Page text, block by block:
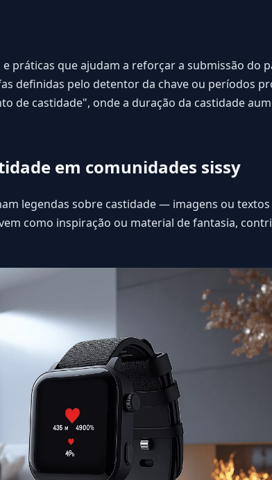
práticas que ajudam a reforçar a submissão do
definidas pelo detentor da chave ou períodos
de castidade", onde a duração da castidade
em comunidades sissy
legendas sobre castidade— imagens ou textos
como inspiração ou material de fantasia,